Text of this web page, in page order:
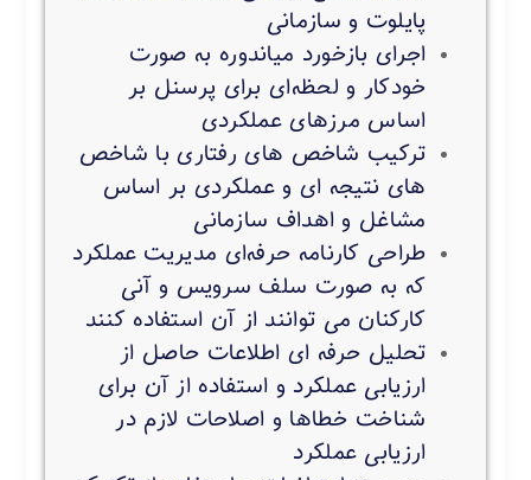
پایلوت و سازمانی
اجرای بازخورد میاندوره به صورت
خودکار و لحظه‌ای برای پرسنل بر
اساس مرزهای عملکردی
ترکیب شاخص های رفتاری با شاخص
های نتیجه ای و عملکردی بر اساس
مشاغل و اهداف سازمانی
طراحی کارنامه حرفه‌ای مدیریت عملکرد
که به صورت سلف سرویس و آنی
کارکنان می توانند از آن استفاده کنند
تحلیل حرفه ای اطلاعات حاصل از
ارزیابی عملکرد و استفاده از آن برای
شناخت خطاها و اصلاحات لازم در
ارزیابی عملکرد